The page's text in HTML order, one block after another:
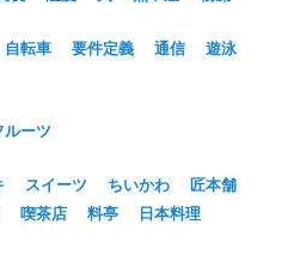
自転車 要件定義 通信
遊泳
ルーツ
スイーツ ちいかわ
匠本舗
喫茶店 料亭
日本料理